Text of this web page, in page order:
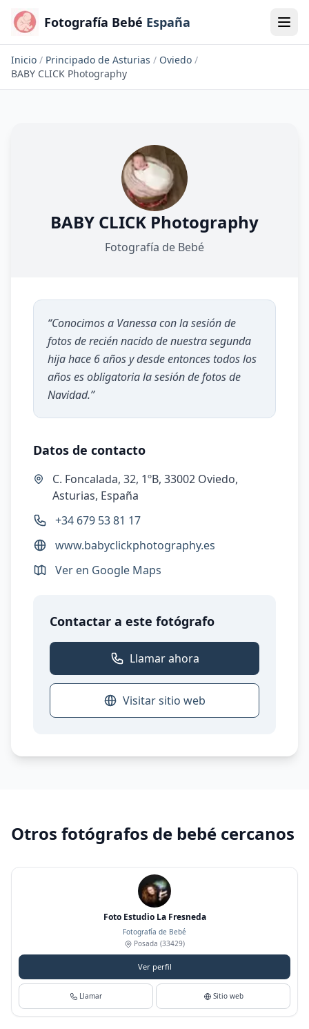
Fotografía Bebé España
Inicio / Principado de Asturias / Oviedo /
BABY CLICK Photography
BABY CLICK Photography
Fotografía de Bebé
“Conocimos a Vanessa con la sesión de
fotos de recién nacido de nuestra segunda
hija hace 6 años y desde entonces todos los
años es obligatoria la sesión de fotos de
Navidad.”
Datos de contacto
C. Foncalada, 32, 1ºB, 33002 Oviedo,
Asturias, España
+34 679 53 81 17
www.babyclickphotography.es
Ver en Google Maps
Contactar a este fotógrafo
Llamar ahora
Visitar sitio web
Otros fotógrafos de bebé cercanos
Foto Estudio La Fresneda
Fotografía de Bebé
Posada (33429)
Ver perfil
Llamar Sitio web